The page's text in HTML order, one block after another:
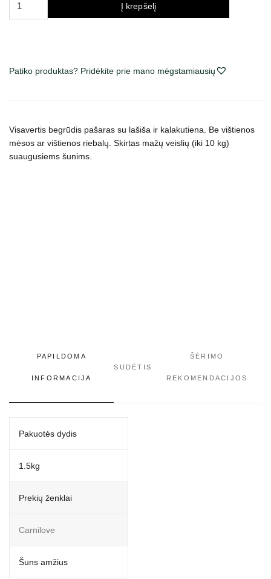
Salmon
Breed
sausas
maistas
Į krepšelį
Patiko produktas? Pridėkite prie mano mėgstamiausių
Visavertis begrūdis pašaras su lašiša ir kalakutiena. Be vištienos
mėsos ar vištienos riebalų. Skirtas mažų veislių (iki 10 kg)
suaugusiems šunims.
PAPILDOMA
INFORMACIJA
SUDĖTIS
ŠĖRIMO
REKOMENDACIJOS
Pakuotės dydis
1.5kg
Prekių ženklai
Carnilove
Šuns amžius